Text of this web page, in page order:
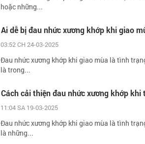
hoặc những...
Ai dễ bị đau nhức xương khớp khi giao
03:52 CH 24-03-2025
Đau nhức xương khớp khi giao mùa là tình
là trong...
Cách cải thiện đau nhức xương khớp
11:04 SA 19-03-2025
Đau nhức xương khớp khi giao mùa là tình
là những...